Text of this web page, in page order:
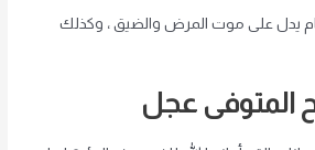
يدل على موت المرض والضيق ، وكذلك
المتوفى عجل